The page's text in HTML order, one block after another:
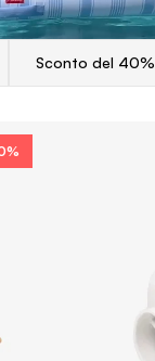
Sconto del 40%